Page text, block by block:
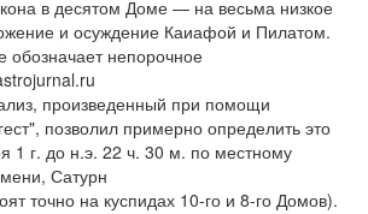
в десятом Доме — на весьма низкое
и осуждение Каиафой и Пилатом.
обозначает непорочное
произведенный при помощи
позволил примерно определить это
1 г. до н.э. 22 ч. 30 м. по местному
Сатурн
точно на куспидах 10-го и 8-го Домов).